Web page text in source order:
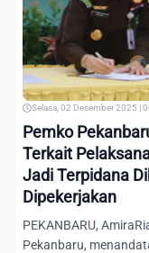
Selasa, 02 Desember 2025 |
Pemko
Terkait
Jadi Terpidana
Dipekerjakan
PEKANBARU,
Pekanbaru,